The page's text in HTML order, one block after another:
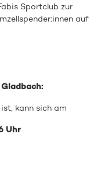
Sportclub zur
auf
kann sich am
Uhr